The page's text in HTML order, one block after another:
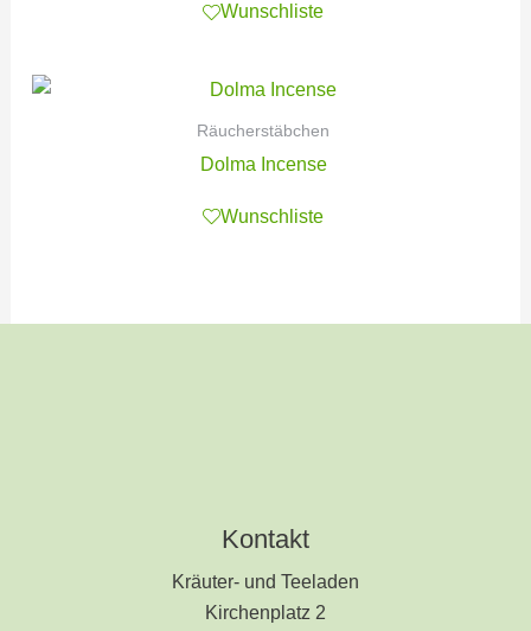
Wunschliste
Räucherstäbchen
Dolma Incense
Wunschliste
Kontakt
Kräuter- und Teeladen
Kirchenplatz 2